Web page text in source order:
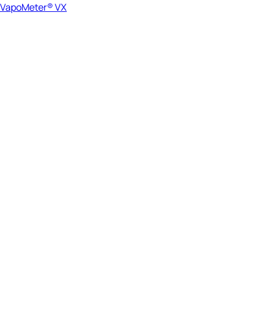
VapoMeter® VX